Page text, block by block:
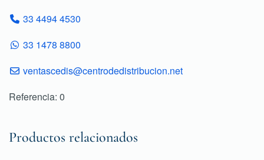
33 4494 4530
33 1478 8800
ventascedis@centrodedistribucion.net
Referencia: 0
Productos relacionados